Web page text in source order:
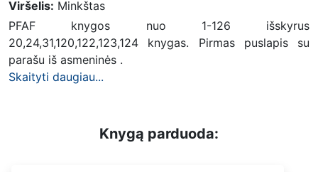
Viršelis: Minkštas
PFAF knygos nuo 1-126 išskyrus
20,24,31,120,122,123,124 knygas. Pirmas puslapis su
parašu iš asmeninės .
Skaityti daugiau...
Knygą parduoda: